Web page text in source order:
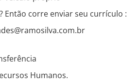
Então corre enviar seu currículo :
Humanos.